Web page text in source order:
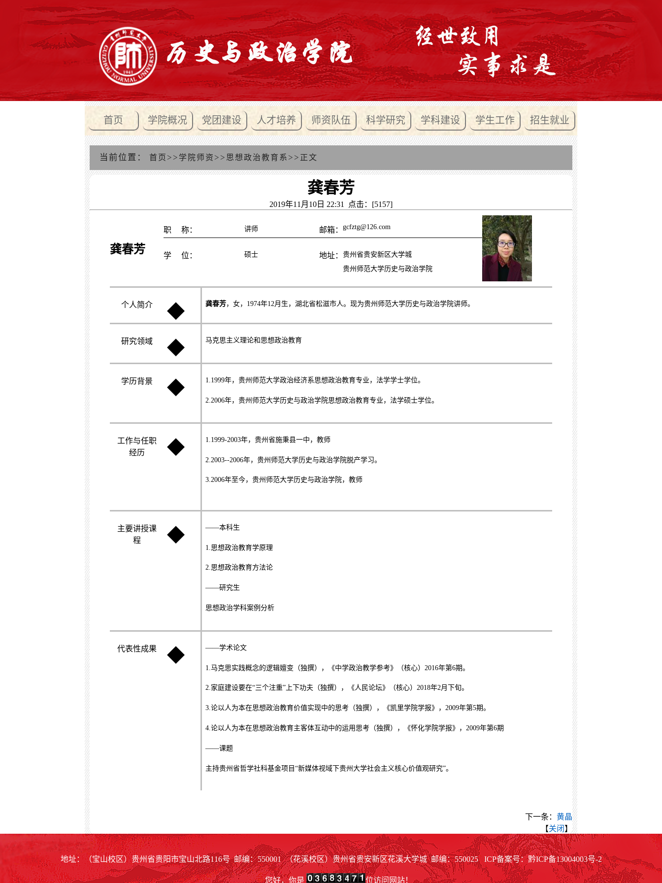
首页 学院概况 党团建设 人才培养 师资队伍 科学研究 学科建设 学生工作 招生就业
当前位置： 首页 >> 学院师资 >> 思想政治教育系 >> 正文
龚春芳
2019年11月10日 22:31 点击：[5157]
龚春芳
职 称： 讲师 邮箱： gcfztg@126.com
学 位： 硕士 地址： 贵州省贵安新区大学城
贵州师范大学历史与政治学院
个人简介 ◆ 龚春芳，女， 1974年12 月生，湖北省松滋市人。现为贵州师范大学历史与政治学院讲师。
研究领域 ◆ 马克思主义理论和思想政治教育
学历背景 ◆ 1.1999年，贵州师范大学政治经济系思想政治教育专业，法学学士学位。
2.2006年，贵州师范大学历史与政治学院思想政治教育专业，法学硕士学位。
工作与任职
经历
◆ 1.1999-2003年，贵州省施秉县一中，教师
2.2003--2006年，贵州师范大学历史与政治学院脱产学习。
3.2006年至今，贵州师范大学历史与政治学院，教师
主要讲授课
程
◆ ——本科生
1. 思想政治教育学原理
2.思想政治教育方法论
——研究生
思想政治学科案例分析
代表性成果 ◆ ——学术论文
1.马克思实践概念的逻辑嬗变（独撰），《中学政治教学参考》（核心） 2016年第6期。
2.家庭建设要在“三个注重”上下功夫（独撰），《人民论坛》（核心）2018年2月下旬。
3.论以人为本在思想政治教育价值实现中的思考（独撰），《凯里学院学报》，2009年第5期。
4.论以人为本在思想政治教育主客体互动中的运用思考（独撰），《怀化学院学报》， 2009年第6期
——课题
主持贵州省哲学社科基金项目“新媒体视域下贵州大学社会主义核心价值观研究”。
下一条： 黄晶
【关闭 】
地址：（宝山校区）贵州省贵阳市宝山北路116号 邮编：550001 （花溪校区）贵州省贵安新区花溪大学城 邮编：550025 ICP备案号：黔ICP备13004003号-2
您好，你是 位访问网站！